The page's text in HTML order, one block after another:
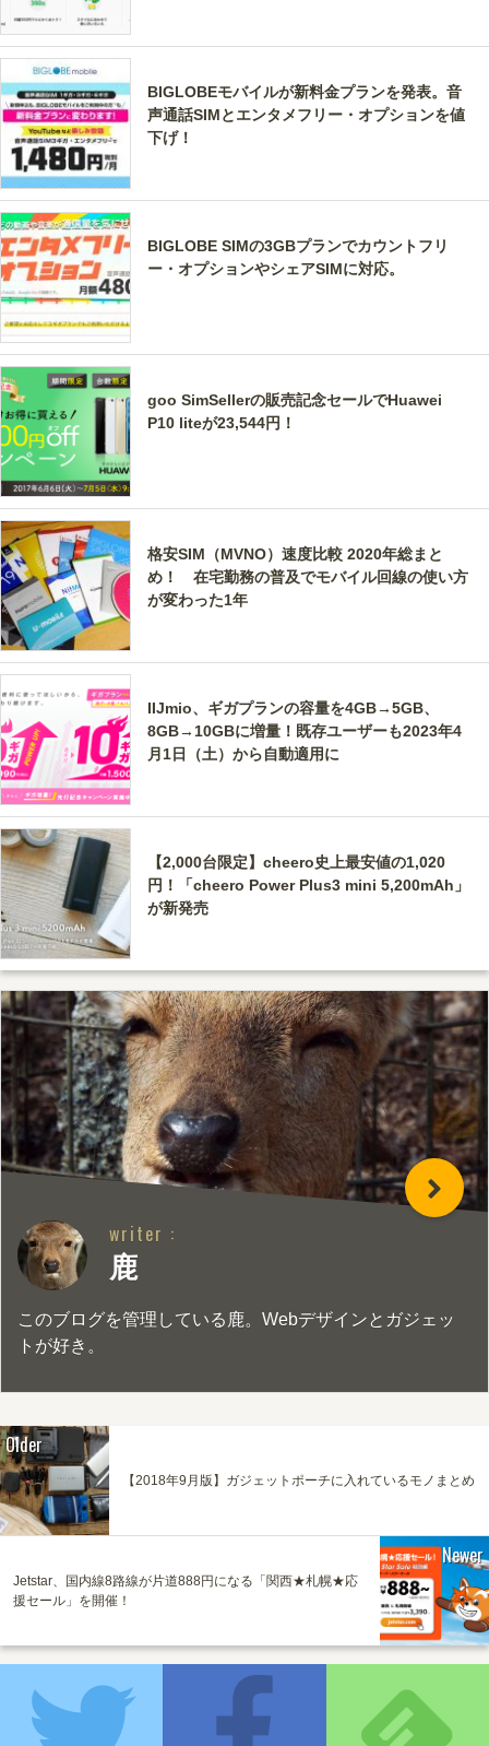
BIGLOBEモバイルが新料金プランを発表。音
声通話SIMとエンタメフリー・オプションを値
下げ！
BIGLOBE SIMの3GBプランでカウントフリ
ー・オプションやシェアSIMに対応。
goo SimSellerの販売記念セールでHuawei
P10 liteが23,544円！
格安SIM（MVNO）速度比較 2020年総まと
め！ 在宅勤務の普及でモバイル回線の使い方
が変わった1年
IIJmio、ギガプランの容量を4GB→5GB、
8GB→10GBに増量！既存ユーザーも2023年4
月1日（土）から自動適用に
【2,000台限定】cheero史上最安値の1,020
円！「cheero Power Plus3 mini 5,200mAh」
が新発売
writer :
鹿
このブログを管理している鹿。Webデザインとガジェッ
トが好き。
Older
【2018年9月版】ガジェットポーチに入れているモノまとめ
Jetstar、国内線8路線が片道888円になる「関西★札幌★応
援セール」を開催！
Newer